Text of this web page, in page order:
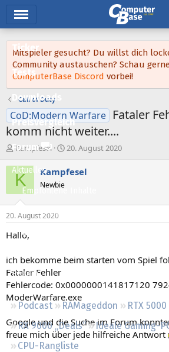
Ticker
Tests
Downloads
Preisvergleich
Forum
Aktuelles
Empfohlene Inhalte
Neue Beiträge
Neueste Aktivitäten
Regeln
Podcast RAMageddon
RTX
RX 9000 „Deals“
Ideale Gaming-
CPU-Rangliste
Mitspieler gesucht? Du willst dich
Community austauschen? Schau
ComputerBase Discord vorbei!
Call of Duty
CoD:Modern Warfare
Fataler
komm nicht weiter....
E
s
e
r
Kampfesel
E
s
t
20. August 2020
K Kampfesel
Newbie
20. August 2020
Hallo,
ich bekomme beim starten vom Spiel
Fataler Fehler
Fehlercode: 0x0000000141817120
ModerWarfare.exe
Google und die Suche im Forum
freue mich über jede hilfreiche Antwort